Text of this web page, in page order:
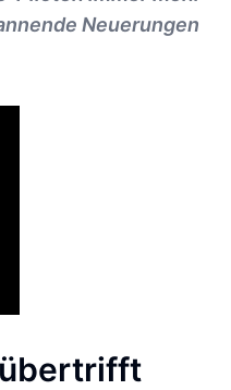
Neuerungen
übertrifft